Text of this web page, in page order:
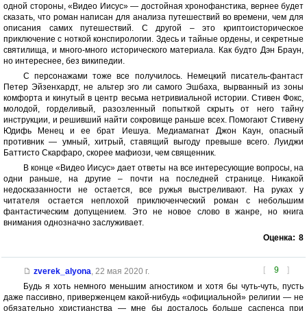
одной стороны, «Видео Иисус» — достойная хронофанстика, вернее будет
сказать, что роман написан для анализа путешествий во времени, чем для
описания самих путешествий. С другой – это криптоисторическое
приключение с ноткой конспирологии. Здесь и тайные ордены, и секретные
святилища, и много-много исторического материала. Как будто Дэн Браун,
но интереснее, без википедии.
С персонажами тоже все получилось. Немецкий писатель-фантаст
Петер Эйзенхардт, не альтер эго ли самого Эшбаха, вырванный из зоны
комфорта и кинутый в центр весьма нетривиальной истории. Стивен Фокс,
молодой, горделивый, разозленный попыткой скрыть от него тайну
инструкции, и решивший найти сокровище раньше всех. Помогают Стивену
Юдифь Менец и ее брат Иешуа. Медиамагнат Джон Каун, опасный
противник — умный, хитрый, ставящий выгоду превыше всего. Луиджи
Баттисто Скарфаро, скорее мафиози, чем священник.
В конце «Видео Иисус» дает ответы на все интересующие вопросы, на
одни раньше, на другие – почти на последней странице. Никакой
недосказанности не остается, все ружья выстреливают. На руках у
читателя остается неплохой приключенческий роман с небольшим
фантастическим допущением. Это не новое слово в жанре, но книга
внимания однозначно заслуживает.
Оценка: 8
[ 9 ]
zverek_alyona, 22 мая 2020 г.
Будь я хоть немного меньшим агностиком и хотя бы чуть-чуть, пусть
даже пассивно, приверженцем какой-нибудь «официальной» религии — не
обязательно христианства — мне бы досталось больше саспенса при